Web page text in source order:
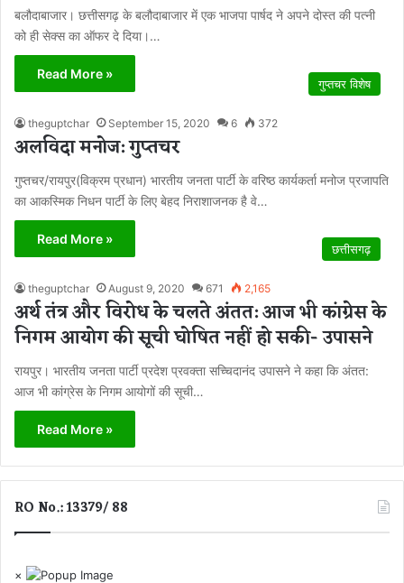
बलौदाबाजार। छत्तीसगढ़ के बलौदाबाजार में एक भाजपा पार्षद ने अपने दोस्त की पत्नी
को ही सेक्स का ऑफर दे दिया।…
Read More »
गुप्तचर विशेष
theguptchar September 15, 2020 6 372
अलविदा मनोज: गुप्तचर
गुप्तचर/रायपुर(विक्रम प्रधान) भारतीय जनता पार्टी के वरिष्ठ कार्यकर्ता मनोज प्रजापति
का आकस्मिक निधन पार्टी के लिए बेहद निराशाजनक है वे…
Read More »
छत्तीसगढ़
theguptchar August 9, 2020 671 2,165
अर्थ तंत्र और विरोध के चलते अंतत: आज भी कांग्रेस के
निगम आयोग की सूची घोषित नहीं हो सकी- उपासने
रायपुर। भारतीय जनता पार्टी प्रदेश प्रवक्ता सच्चिदानंद उपासने ने कहा कि अंतत:
आज भी कांग्रेस के निगम आयोगों की सूची…
Read More »
RO No.: 13379/ 88
×